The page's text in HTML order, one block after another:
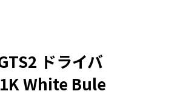
ドライバ
White Bule